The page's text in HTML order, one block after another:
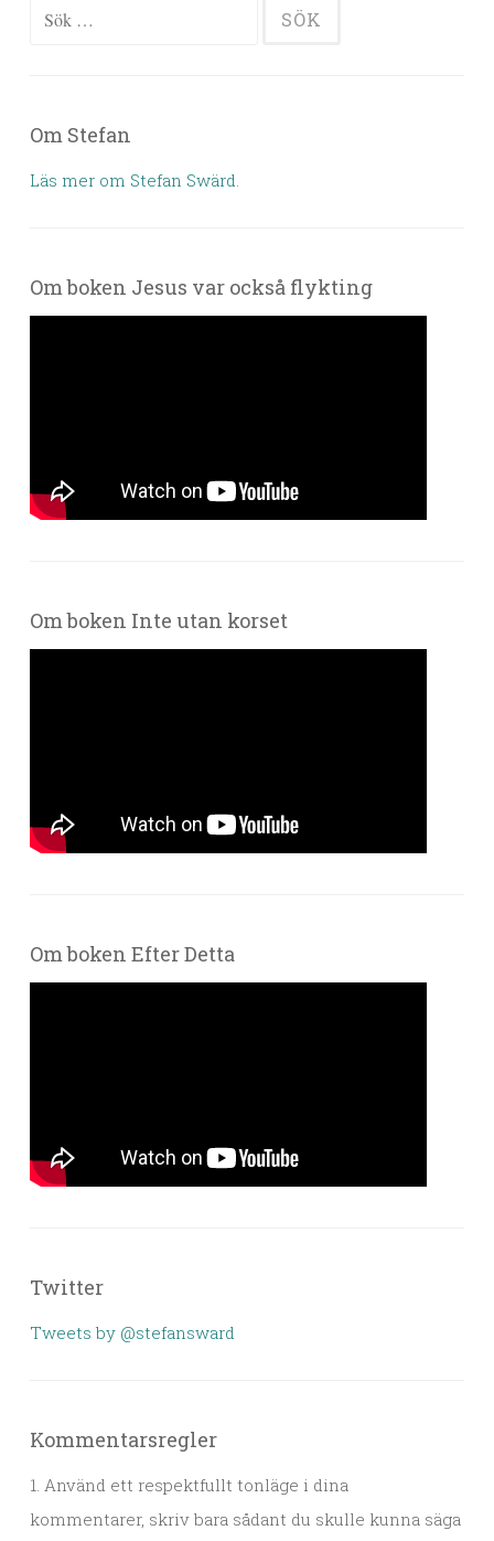
Sök efter:
Om Stefan
Läs mer om Stefan Swärd.
Om boken Jesus var också flykting
Om boken Inte utan korset
Om boken Efter Detta
Twitter
Tweets by @stefansward
Kommentarsregler
1. Använd ett respektfullt tonläge i dina
kommentarer, skriv bara sådant du skulle kunna säga